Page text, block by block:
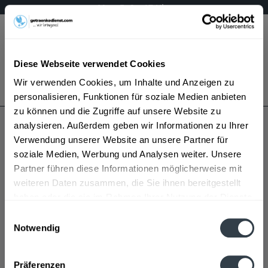
Diese Webseite verwendet Cookies
Wir verwenden Cookies, um Inhalte und Anzeigen zu
personalisieren, Funktionen für soziale Medien anbieten
zu können und die Zugriffe auf unsere Website zu
analysieren. Außerdem geben wir Informationen zu Ihrer
Verwendung unserer Website an unsere Partner für
soziale Medien, Werbung und Analysen weiter. Unsere
Partner führen diese Informationen möglicherweise mit
weiteren Daten zusammen, die Sie ihnen bereitgestellt
Notwendig
Präferenzen
Mo – Fr 9 – 17 Uhr
Menü
Bestellung widerrufen
Es gilt unsere Datenschutzerklärung
Freiburger
Freiburger wird in den folgenden Regionen, Städten,